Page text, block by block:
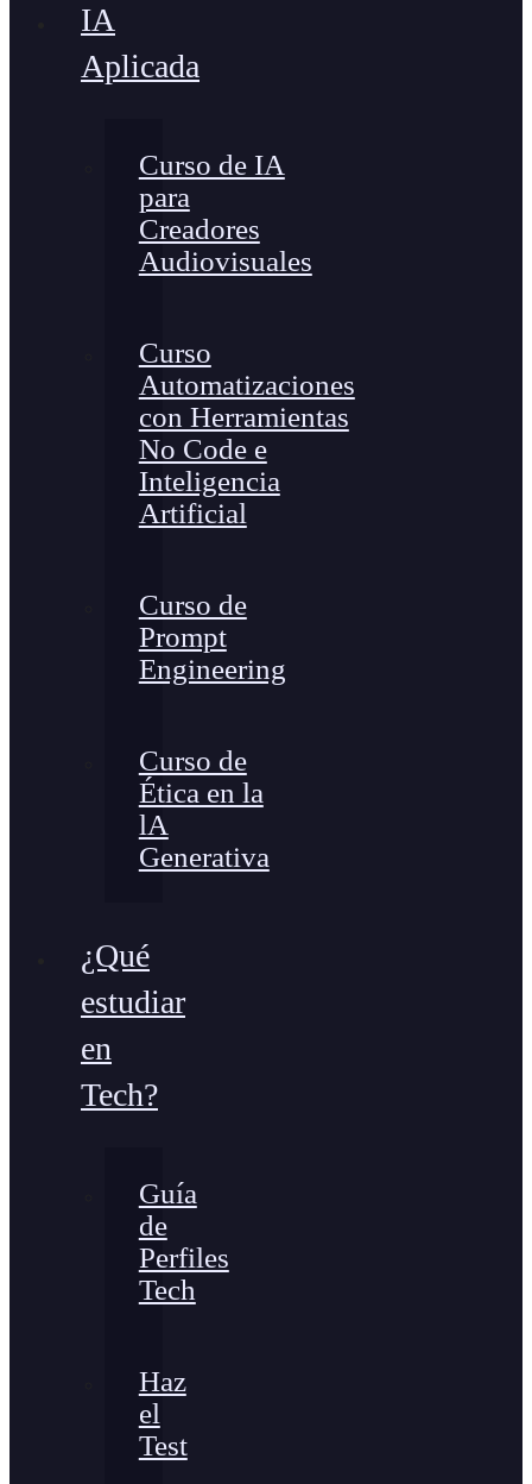
IA
Aplicada
Curso de IA
para
Creadores
Audiovisuales
Curso
Automatizaciones
con Herramientas
No Code e
Inteligencia
Artificial
Curso de
Prompt
Engineering
Curso de
Ética en la
lA
Generativa
¿Qué
estudiar
en
Tech?
Guía
de
Perfiles
Tech
Haz
el
Test